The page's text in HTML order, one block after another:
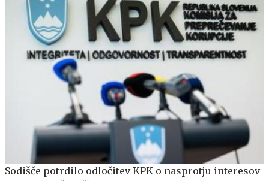
Sodišče potrdilo odločitev KPK o nasprotju interesov